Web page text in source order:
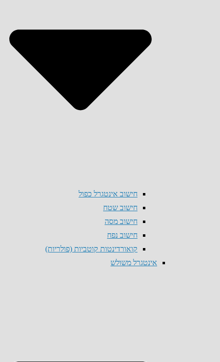
חישוב אינטגרל כפול
חישוב שטח
חישוב מסה
חישוב נפח
קואורדינטות קוטביות (פולריות)
אינטגרל משולש